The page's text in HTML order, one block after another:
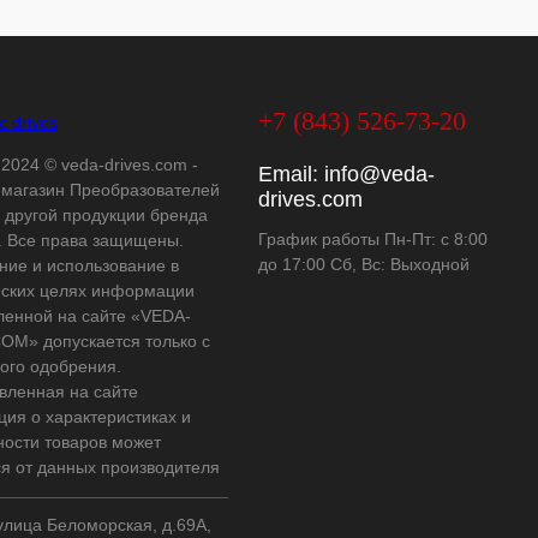
© veda-drives.com -
Преобразователей
другой продукции бренда
Все права защищены.
и использование в
целях информации
на сайте «VEDA-
допускается только с
одобрения.
на сайте
о характеристиках и
товаров может
от данных производителя
Беломорская, д.69А,
+7 (843) 526-73-20
Email: info@veda-
drives.com
График работы Пн-Пт: с 8:00
до 17:00 Сб, Вс: Выходной